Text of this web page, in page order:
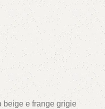
beige e frange grigie